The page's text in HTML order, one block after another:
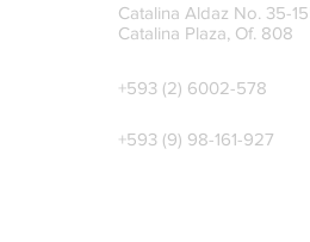
Catalina Aldaz No. 35-
Catalina Plaza, Of. 808
+593 (2) 6002-578
+593 (9) 98-161-927